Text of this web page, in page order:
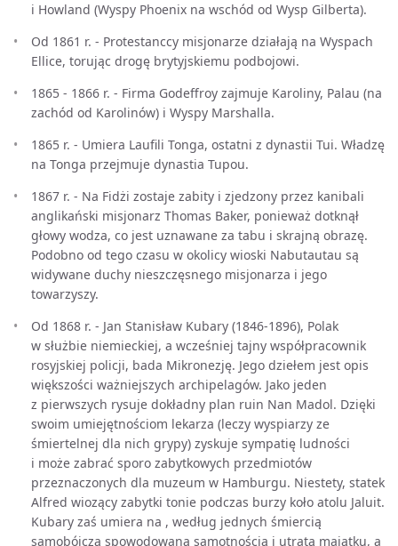
i Howland (Wyspy Phoenix na wschód od Wysp Gilberta).
Od 1861 r. - Protestanccy misjonarze działają na Wyspach
Ellice, torując drogę brytyjskiemu podbojowi.
1865 - 1866 r. - Firma Godeffroy zajmuje Karoliny, Palau (na
zachód od Karolinów) i Wyspy Marshalla.
1865 r. - Umiera Laufili Tonga, ostatni z dynastii Tui. Władzę
na Tonga przejmuje dynastia Tupou.
1867 r. - Na Fidżi zostaje zabity i zjedzony przez kanibali
anglikański misjonarz Thomas Baker, ponieważ dotknął
głowy wodza, co jest uznawane za tabu i skrajną obrazę.
Podobno od tego czasu w okolicy wioski Nabutautau są
widywane duchy nieszczęsnego misjonarza i jego
towarzyszy.
Od 1868 r. - Jan Stanisław Kubary (1846-1896), Polak
w służbie niemieckiej, a wcześniej tajny współpracownik
rosyjskiej policji, bada Mikronezję. Jego dziełem jest opis
większości ważniejszych archipelagów. Jako jeden
z pierwszych rysuje dokładny plan ruin Nan Madol. Dzięki
swoim umiejętnościom lekarza (leczy wyspiarzy ze
śmiertelnej dla nich grypy) zyskuje sympatię ludności
i może zabrać sporo zabytkowych przedmiotów
przeznaczonych dla muzeum w Hamburgu. Niestety, statek
Alfred wiozący zabytki tonie podczas burzy koło atolu Jaluit.
Kubary zaś umiera na , według jednych śmiercią
samobójczą spowodowaną samotnością i utratą majątku, a